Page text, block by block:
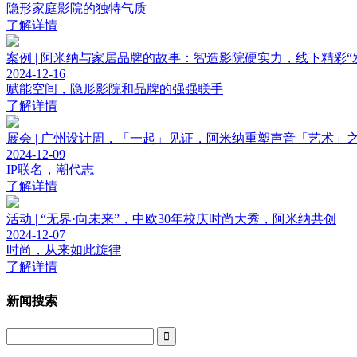
隐形家庭影院的独特气质
了解详情
案例 | 阿米纳与家居品牌的故事：智造影院硬实力，线下精彩“
2024-12-16
赋能空间，隐形影院和品牌的强强联手
了解详情
展会 | 广州设计周，「一起」见证，阿米纳重塑声音「艺术」
2024-12-09
IP联名，潮代志
了解详情
活动 | “无界·向未来”，中欧30年校庆时尚大秀，阿米纳共创
2024-12-07
时尚，从来如此旋律
了解详情
新闻搜索